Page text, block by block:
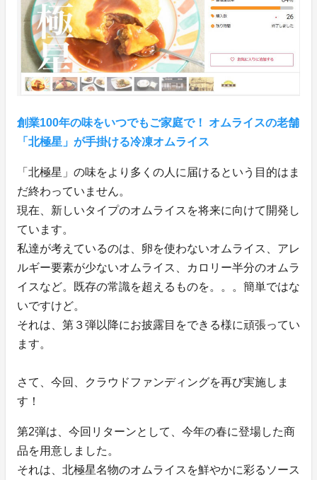
創業100年の味をいつでもご家庭で！ オムライスの老舗
「北極星」が手掛ける冷凍オムライス
「北極星」の味をより多くの人に届けるという目的はま
だ終わっていません。
現在、新しいタイプのオムライスを将来に向けて開発し
ています。
私達が考えているのは、卵を使わないオムライス、アレ
ルギー要素が少ないオムライス、カロリー半分のオムラ
イスなど。既存の常識を超えるものを。。。簡単ではな
いですけど。
それは、第３弾以降にお披露目をできる様に頑張ってい
ます。
さて、今回、クラウドファンディングを再び実施しま
す！
第2弾は、今回リターンとして、今年の春に登場した商
品を用意しました。
それは、北極星名物のオムライスを鮮やかに彩るソース